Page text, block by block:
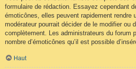
formulaire de rédaction. Essayez cependant
émoticônes, elles peuvent rapidement rendre
modérateur pourrait décider de le modifier ou
complètement. Les administrateurs du forum
nombre d’émoticônes qu’il est possible
Haut